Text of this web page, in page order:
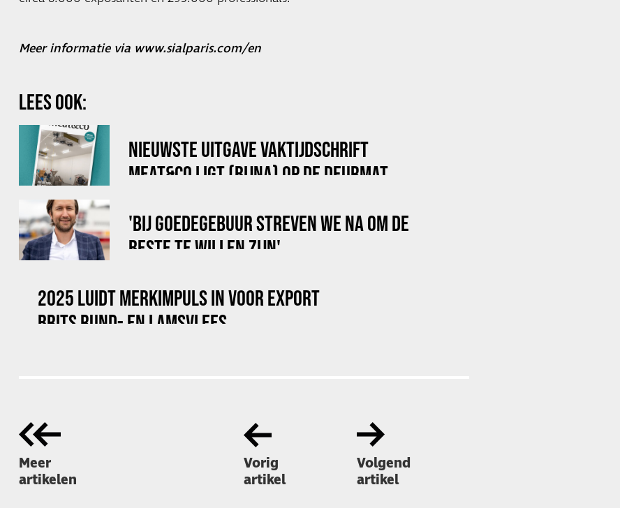
Meer informatie via www.sialparis.com/en
LEES OOK:
NIEUWSTE UITGAVE VAKTIJDSCHRIFT
MEAT&CO LIGT (BIJNA) OP DE DEURMAT
'BIJ GOEDEGEBUUR STREVEN WE NA OM DE
BESTE TE WILLEN ZIJN'
2025 LUIDT MERKIMPULS IN VOOR EXPORT
BRITS RUND- EN LAMSVLEES
Meer
artikelen
Vorig
artikel
Volgend
artikel